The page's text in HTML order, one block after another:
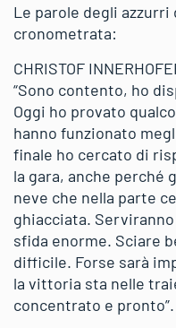
Le parole degli azzurri
cronometrata:
CHRISTOF
“Sono contento, ho
Oggi ho provato
hanno funzionato
finale ho cercato di
la gara, anche perché
neve che nella parte
ghiacciata.
sfida enorme. Sciare
difficile. Forse sarà
la vittoria sta nelle
concentrato e pronto”.